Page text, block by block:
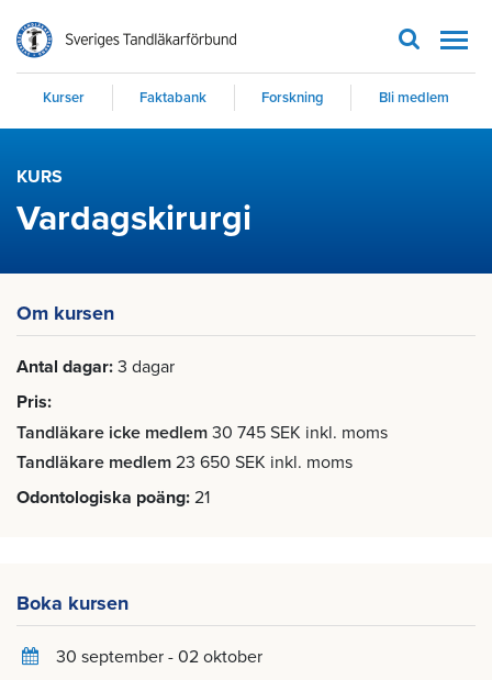
Kurser Faktabank Forskning Bli medlem
KURS
Vardagskirurgi
Om kursen
Antal dagar 3 dagar
Pris
Tandläkare icke medlem 30 745 SEK inkl. moms
Tandläkare medlem 23 650 SEK inkl. moms
Odontologiska poäng 21
Boka kursen
30 september - 02 oktober